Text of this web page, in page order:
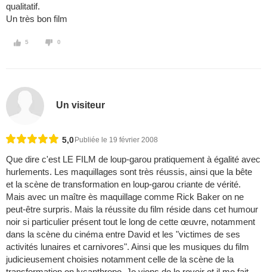
qualitatif.
Un très bon film
5 0
Un visiteur
5,0 Publiée le 19 février 2008
Que dire c'est LE FILM de loup-garou pratiquement à égalité avec
hurlements. Les maquillages sont très réussis, ainsi que la bête
et la scène de transformation en loup-garou criante de vérité.
Mais avec un maître ès maquillage comme Rick Baker on ne
peut-être surpris. Mais la réussite du film réside dans cet humour
noir si particulier présent tout le long de cette œuvre, notamment
dans la scène du cinéma entre David et les "victimes de ses
activités lunaires et carnivores". Ainsi que les musiques du film
judicieusement choisies notamment celle de la scène de la